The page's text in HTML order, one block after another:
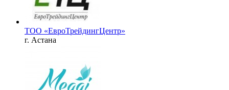
ТОО «ЕвроТрейдингЦентр»
г. Астана